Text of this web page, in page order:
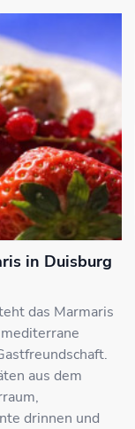
in Duisburg
das Marmaris
aus dem
drinnen und